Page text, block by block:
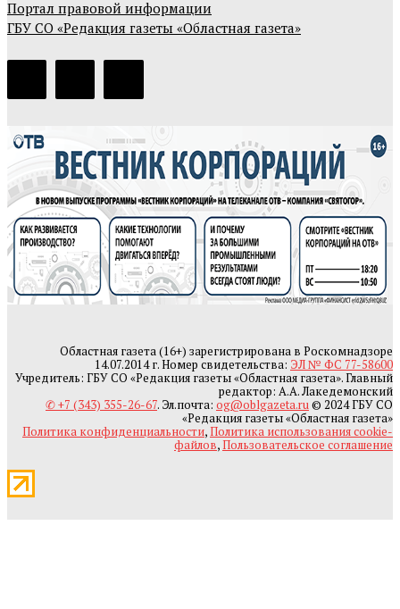
Портал правовой информации
ГБУ СО «Редакция газеты «Областная газета»
Областная газета (16+) зарегистрирована в Роскомнадзоре
14.07.2014 г. Номер свидетельства: ЭЛ № ФС 77-58600
Учредитель: ГБУ СО «Редакция газеты «Областная газета». Главный
редактор: А.А. Лакедемонский
✆ +7 (343) 355-26-67. Эл.почта: og@oblgazeta.ru© 2024 ГБУ СО
«Редакция газеты «Областная газета»
Политика конфиденциальности,Политика использования cookie-
файлов,Пользовательское соглашение